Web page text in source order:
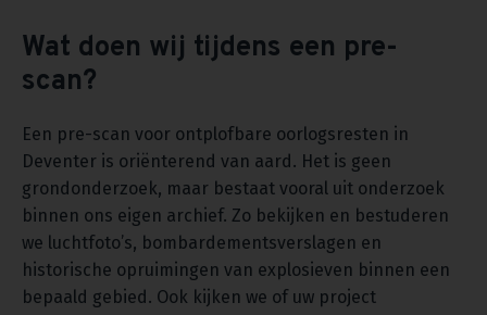
Wat doen wij tijdens een pre-
scan?
Een pre-scan voor ontplofbare oorlogsresten in
Deventer is oriënterend van aard. Het is geen
grondonderzoek, maar bestaat vooral uit onderzoek
binnen ons eigen archief. Zo bekijken en bestuderen
we luchtfoto’s, bombardementsverslagen en
historische opruimingen van explosieven binnen een
bepaald gebied. Ook kijken we of uw project